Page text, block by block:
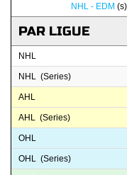
NHL - EDM (s)
PAR LIGUE
NHL
NHL (Series)
AHL
AHL (Series)
OHL
OHL (Series)